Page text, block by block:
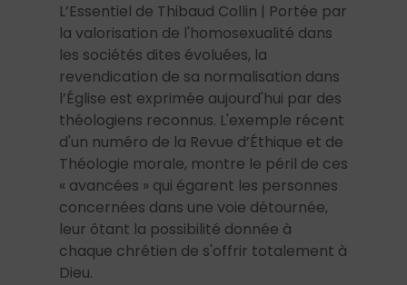
L’Essentiel de Thibaud Collin | Portée par
la valorisation de l'homosexualité dans
les sociétés dites évoluées, la
revendication de sa normalisation dans
l’Église est exprimée aujourd'hui par des
théologiens reconnus. L'exemple récent
d'un numéro de la Revue d’Éthique et de
Théologie morale, montre le péril de ces
« avancées » qui égarent les personnes
concernées dans une voie détournée,
leur ôtant la possibilité donnée à
chaque chrétien de s'offrir totalement à
Dieu.